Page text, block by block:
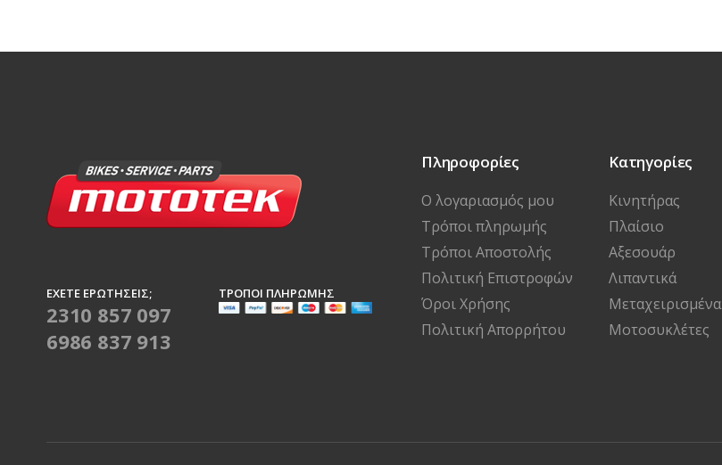
ΈΧΕΤΕ ΕΡΩΤΉΣΕΙΣ;
2310 857 097
6986 837 913
ΤΡΌΠΟΙ ΠΛΗΡΩΜΉΣ
Πληροφορίες
Ο λογαριασμός μου
Τρόποι πληρωμής
Τρόποι Αποστολής
Πολιτική Επιστροφών
Όροι Χρήσης
Πολιτική Απορρήτου
Κατηγορίες
Κινητήρας
Πλαίσιο
Αξεσουάρ
Λιπαντικά
Μεταχειρισμένα
Μοτοσυκλέτες